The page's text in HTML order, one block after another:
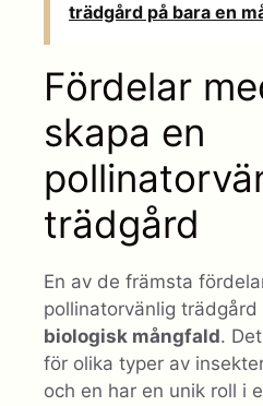
trädgård på bara en
Fördelar
skapa en
trädgård
En av de främsta
pollinatorvänlig
biologisk mångfald.
för olika typer av
och en har en unik roll i